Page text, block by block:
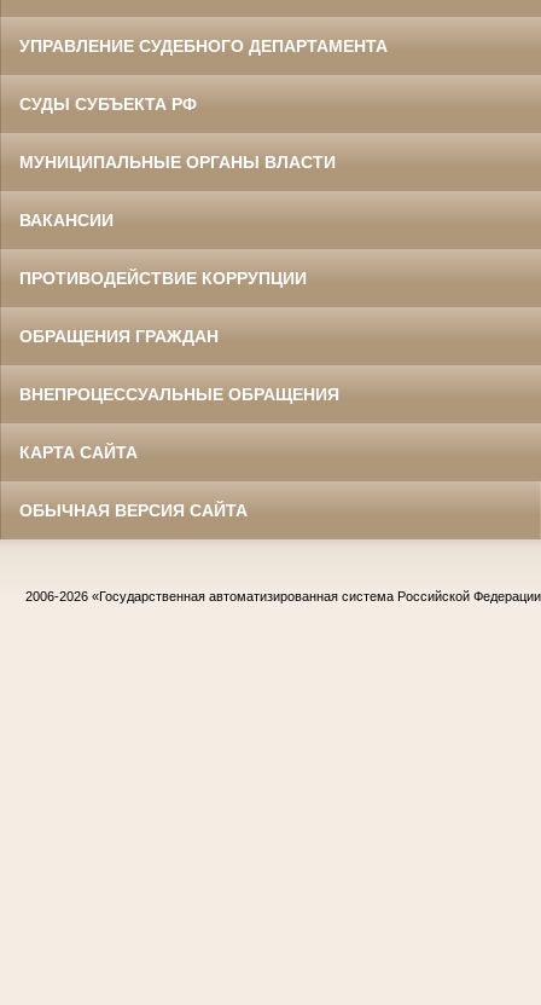
УПРАВЛЕНИЕ СУДЕБНОГО ДЕПАРТАМЕНТА
СУДЫ СУБЪЕКТА РФ
МУНИЦИПАЛЬНЫЕ ОРГАНЫ ВЛАСТИ
ВАКАНСИИ
ПРОТИВОДЕЙСТВИЕ КОРРУПЦИИ
ОБРАЩЕНИЯ ГРАЖДАН
ВНЕПРОЦЕССУАЛЬНЫЕ ОБРАЩЕНИЯ
КАРТА САЙТА
ОБЫЧНАЯ ВЕРСИЯ САЙТА
2006-2026 «Государственная автоматизированная система Российской